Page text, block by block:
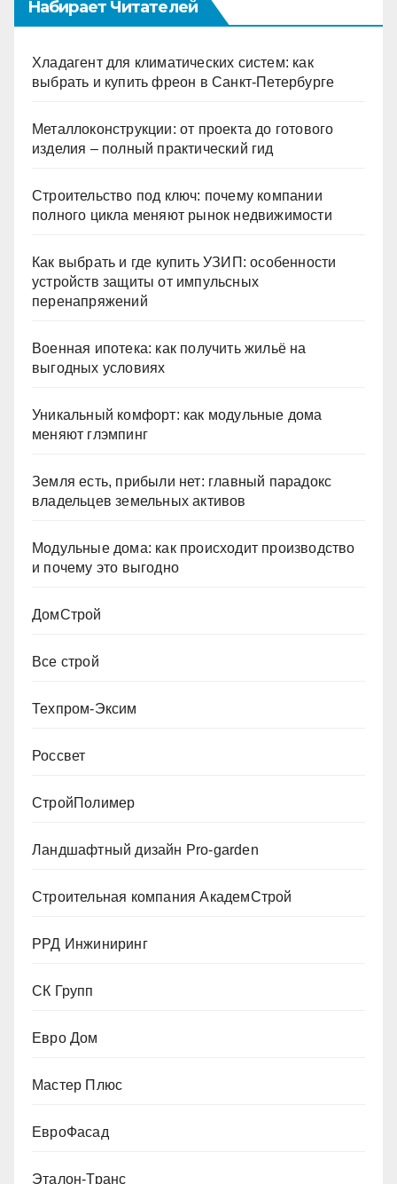
Набирает Читателей
Хладагент для климатических систем: как
выбрать и купить фреон в Санкт-Петербурге
Металлоконструкции: от проекта до готового
изделия – полный практический гид
Строительство под ключ: почему компании
полного цикла меняют рынок недвижимости
Как выбрать и где купить УЗИП: особенности
устройств защиты от импульсных
перенапряжений
Военная ипотека: как получить жильё на
выгодных условиях
Уникальный комфорт: как модульные дома
меняют глэмпинг
Земля есть, прибыли нет: главный парадокс
владельцев земельных активов
Модульные дома: как происходит производство
и почему это выгодно
ДомСтрой
Все строй
Техпром-Эксим
Россвет
СтройПолимер
Ландшафтный дизайн Pro-garden
Строительная компания АкадемСтрой
РРД Инжиниринг
СК Групп
Евро Дом
Мастер Плюс
ЕвроФасад
Эталон-Транс